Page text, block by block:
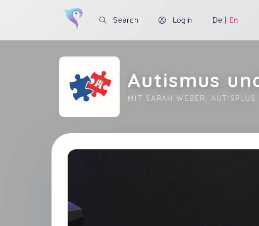
Search Login De | En
Autismus
MIT SARAH WEBER, AUTISPLUS
Soon you will learn more about me here...